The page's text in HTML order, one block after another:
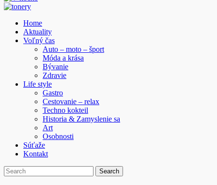
Home
Aktuality
Voľný čas
Auto – moto – šport
Móda a krása
Bývanie
Zdravie
Life style
Gastro
Cestovanie – relax
Techno kokteil
Historia & Zamyslenie sa
Art
Osobnosti
Súťaže
Kontakt